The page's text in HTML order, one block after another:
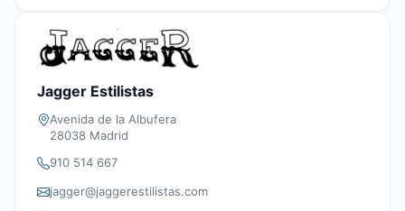
Jagger Estilistas
Avenida de la Albufera
28038 Madrid
910 514 667
jagger@jaggerestilistas.com